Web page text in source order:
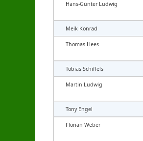
Hans-Günter Ludwig
Meik Konrad
Thomas Hees
Tobias Schiffels
Martin Ludwig
Tony Engel
Florian Weber